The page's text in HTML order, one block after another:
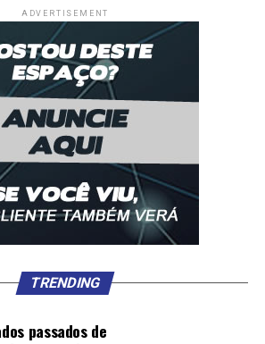
ADVERTISEMENT
TRENDING
passados de